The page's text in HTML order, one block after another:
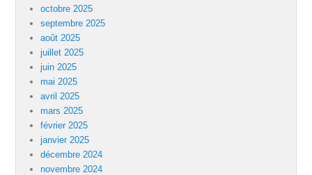
octobre 2025
septembre 2025
août 2025
juillet 2025
juin 2025
mai 2025
avril 2025
mars 2025
février 2025
janvier 2025
décembre 2024
novembre 2024